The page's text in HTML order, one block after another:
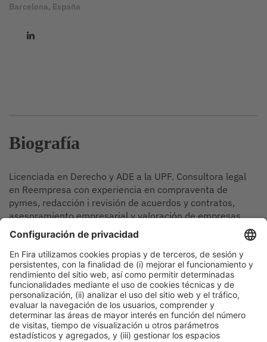
Barcelona, España
Biografía
Licenciada en Derecho y ADE a la UPF. Consultora legal
en Reempresa con experiencia en compraventa de
pymes, redacción i revisión de acuerdos y contratos,
asesoramiento empresarial y valoración de empresas.
Sesiones
17:30h
CONFERENCIA | BIZBARCELONA 2025 ESTRATEGIA